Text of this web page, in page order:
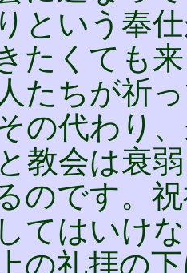
という奉
たくても
たちが祈
の代わり
教会は衰
のです。
てはいけ
の礼拝の